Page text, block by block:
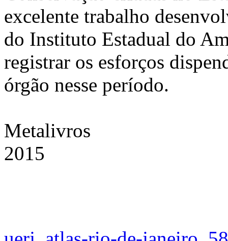
excelente trabalho
do Instituto Estadual do
registrar os esforços
órgão nesse período.
Metalivros
2015